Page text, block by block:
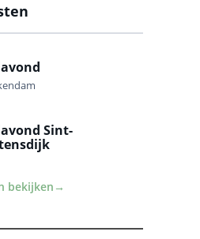
Sint-
bekijken →